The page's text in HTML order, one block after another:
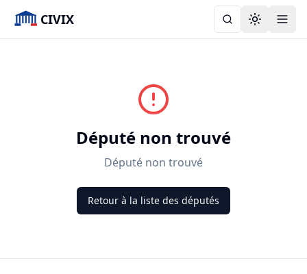
CIVIX Toggle
Député non trouvé
Député non trouvé
Retour à la liste des députés